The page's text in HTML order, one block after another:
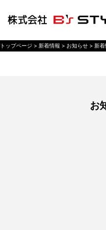
トップページ > 新着情報 > お知らせ > 新
お